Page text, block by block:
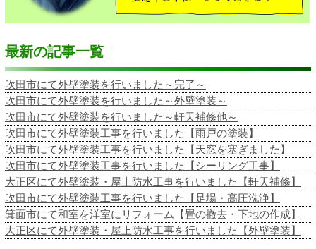
最新の記事一覧
吹田市にて外壁塗装を行いました～完了～
吹田市にて外壁塗装を行いました～外壁塗装～
吹田市にて外壁塗装を行いました～軒天補修他～
吹田市にて外壁塗装工事を行いました【雨戸の塗装】
吹田市にて外壁塗装工事を行いました【天窓を塞ぎました】
吹田市にて外壁塗装工事を行いました【シーリング工事】
大正区にて外壁塗装・屋上防水工事を行いました【軒天補修】
吹田市にて外壁塗装工事を行いました【足場・高圧洗浄】
箕面市にて和室を洋室にリフォーム【畳の撤去・下地の作成】
大正区にて外壁塗装・屋上防水工事を行いました【外壁塗装】